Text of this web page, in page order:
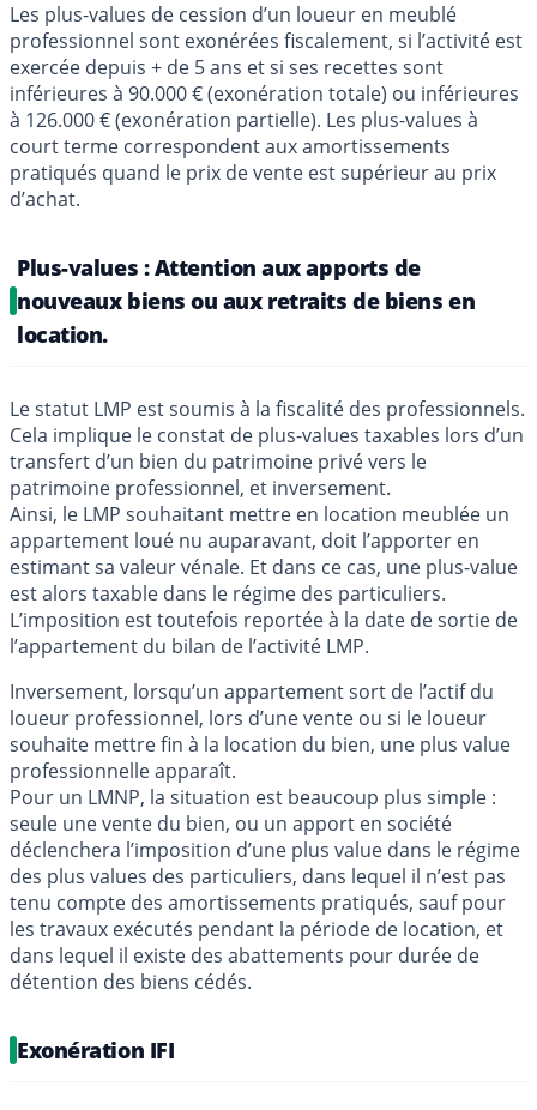
Les plus-values de cession d’un loueur en meublé
professionnel sont exonérées fiscalement, si l’activité est
exercée depuis + de 5 ans et si ses recettes sont
inférieures à 90.000 € (exonération totale) ou inférieures
à 126.000 € (exonération partielle). Les plus-values à
court terme correspondent aux amortissements
pratiqués quand le prix de vente est supérieur au prix
d’achat.
Plus-values : Attention aux apports de
nouveaux biens ou aux retraits de biens en
location.
Le statut LMP est soumis à la fiscalité des professionnels.
Cela implique le constat de plus-values taxables lors d’un
transfert d’un bien du patrimoine privé vers le
patrimoine professionnel, et inversement.
Ainsi, le LMP souhaitant mettre en location meublée un
appartement loué nu auparavant, doit l’apporter en
estimant sa valeur vénale. Et dans ce cas, une plus-value
est alors taxable dans le régime des particuliers.
L’imposition est toutefois reportée à la date de sortie de
l’appartement du bilan de l’activité LMP.
Inversement, lorsqu’un appartement sort de l’actif du
loueur professionnel, lors d’une vente ou si le loueur
souhaite mettre fin à la location du bien, une plus value
professionnelle apparaît.
Pour un LMNP, la situation est beaucoup plus simple :
seule une vente du bien, ou un apport en société
déclenchera l’imposition d’une plus value dans le régime
des plus values des particuliers, dans lequel il n’est pas
tenu compte des amortissements pratiqués, sauf pour
les travaux exécutés pendant la période de location, et
dans lequel il existe des abattements pour durée de
détention des biens cédés.
Exonération IFI